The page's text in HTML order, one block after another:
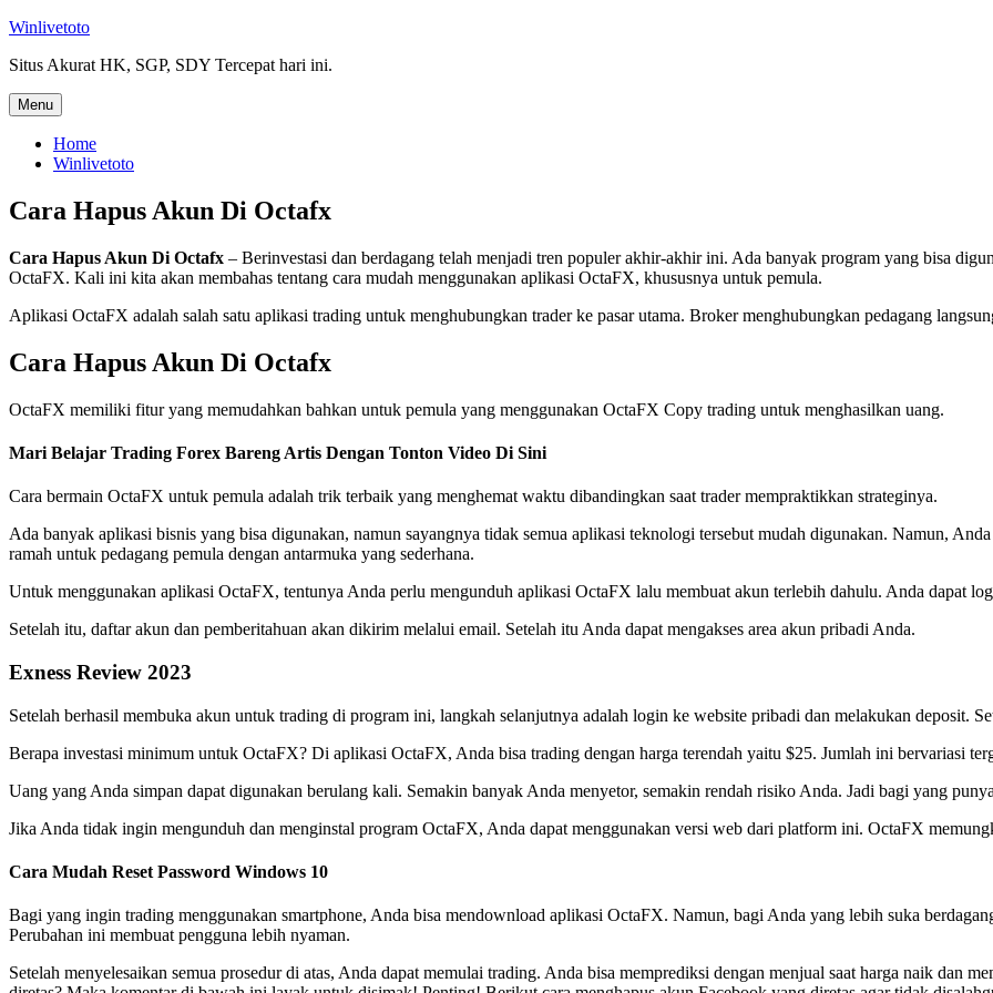
Skip
content
Winlivetoto
Situs Akurat HK, SGP, SDY Tercepat hari ini.
Menu
Home
Winlivetoto
Cara Hapus Akun Di Octafx
Cara Hapus Akun Di Octafx – Berinvestasi dan berdagang telah menjadi tren populer akhir-akhir ini. Ada banyak program yang bisa
OctaFX. Kali ini kita akan membahas tentang cara mudah menggunakan aplikasi OctaFX, khususnya untuk pemula.
Aplikasi OctaFX adalah salah satu aplikasi trading untuk menghubungkan trader ke pasar utama. Broker menghubungkan pedagang
Cara Hapus Akun Di Octafx
OctaFX memiliki fitur yang memudahkan bahkan untuk pemula yang menggunakan OctaFX Copy trading untuk menghasilkan uang.
Mari Belajar Trading Forex Bareng Artis Dengan Tonton Video Di Sini
Cara bermain OctaFX untuk pemula adalah trik terbaik yang menghemat waktu dibandingkan saat trader mempraktikkan strateginya.
Ada banyak aplikasi bisnis yang bisa digunakan, namun sayangnya tidak semua aplikasi teknologi tersebut mudah digunakan. Namun,
ramah untuk pedagang pemula dengan antarmuka yang sederhana.
Untuk menggunakan aplikasi OctaFX, tentunya Anda perlu mengunduh aplikasi OctaFX lalu membuat akun terlebih dahulu. Anda dapat
Setelah itu, daftar akun dan pemberitahuan akan dikirim melalui email. Setelah itu Anda dapat mengakses area akun pribadi Anda.
Exness Review 2023
Setelah berhasil membuka akun untuk trading di program ini, langkah selanjutnya adalah login ke website pribadi dan melakukan deposit.
Berapa investasi minimum untuk OctaFX? Di aplikasi OctaFX, Anda bisa trading dengan harga terendah yaitu $25. Jumlah ini bervariasi
Uang yang Anda simpan dapat digunakan berulang kali. Semakin banyak Anda menyetor, semakin rendah risiko Anda. Jadi bagi yang
Jika Anda tidak ingin mengunduh dan menginstal program OctaFX, Anda dapat menggunakan versi web dari platform ini. OctaFX
Cara Mudah Reset Password Windows 10
Bagi yang ingin trading menggunakan smartphone, Anda bisa mendownload aplikasi OctaFX. Namun, bagi Anda yang lebih suka
Perubahan ini membuat pengguna lebih nyaman.
Setelah menyelesaikan semua prosedur di atas, Anda dapat memulai trading. Anda bisa memprediksi dengan menjual saat harga naik dan